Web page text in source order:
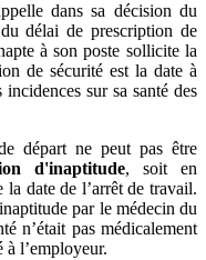
dans sa décision du
délai de prescription de
à son poste sollicite la
de sécurité est la date à
sur sa santé des
départ ne peut pas être
d'inaptitude, soit en
la date de l’arrêt de travail.
par le médecin du
n’était pas médicalement
l’employeur.